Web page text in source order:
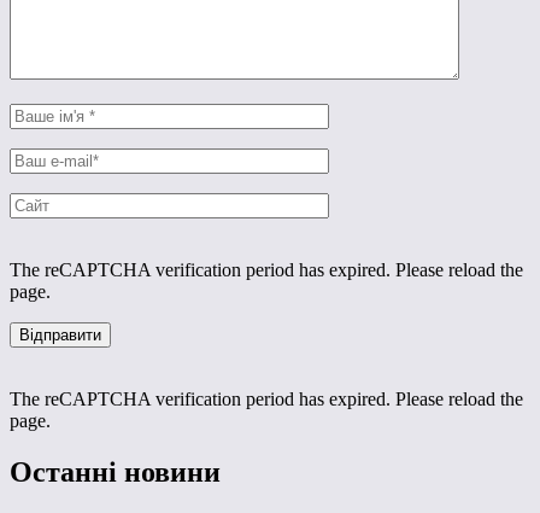
The reCAPTCHA verification period has expired. Please reload the
page.
The reCAPTCHA verification period has expired. Please reload the
page.
Останні новини